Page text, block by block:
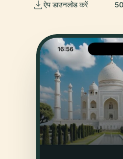
ऐप डाउनलोड करें